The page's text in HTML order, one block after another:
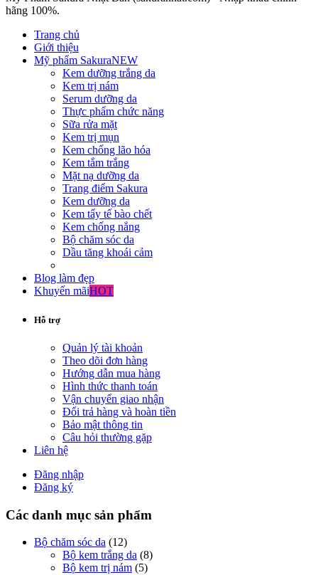
hãng 100%.
Trang chủ
Giới thiệu
Mỹ phẩm SakuraNEW
Kem dưỡng trắng da
Kem trị nám
Serum dưỡng da
Thực phẩm chức năng
Sữa rửa mặt
Kem trị mụn
Kem chống lão hóa
Kem tắm trắng
Mặt nạ dưỡng da
Trang điểm Sakura
Kem dưỡng da
Kem tẩy tế bào chết
Kem chống nắng
Bộ chăm sóc da
Dầu tăng khoái cảm
Blog làm đẹp
Khuyến mãiHOT
Hỗ trợ
Quản lý tài khoản
Theo dõi đơn hàng
Hướng dẫn mua hàng
Hình thức thanh toán
Vận chuyển giao nhận
Đổi trả hàng và hoàn tiền
Bảo mật thông tin
Câu hỏi thường gặp
Liên hệ
Đăng nhập
Đăng ký
Các danh mục sản phẩm
Bộ chăm sóc da (12)
Bộ kem trắng da (8)
Bộ kem trị nám (5)